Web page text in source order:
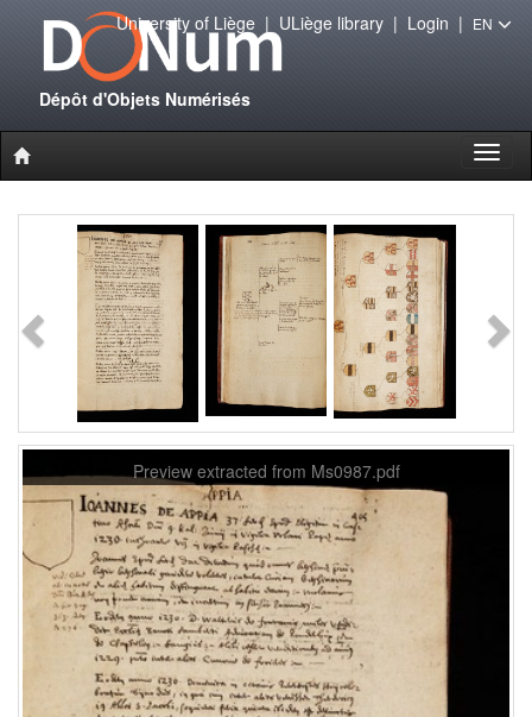
Dépôt d'Objets Numérisés
University of Liège| ULiège library| Login | EN
Preview extracted from Ms0987.pdf